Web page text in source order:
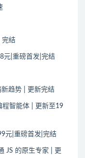
完结
元|重磅首发|完结
新趋势 | 更新完结
程智能体 | 更新至19
元|重磅首发|完结
JS 的原生专家 | 更